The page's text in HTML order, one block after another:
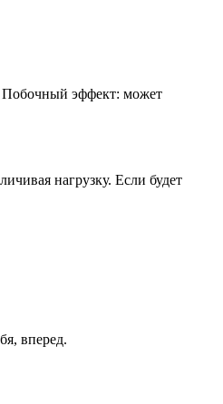
Побочный эффект: может
нагрузку. Если будет
вперед.